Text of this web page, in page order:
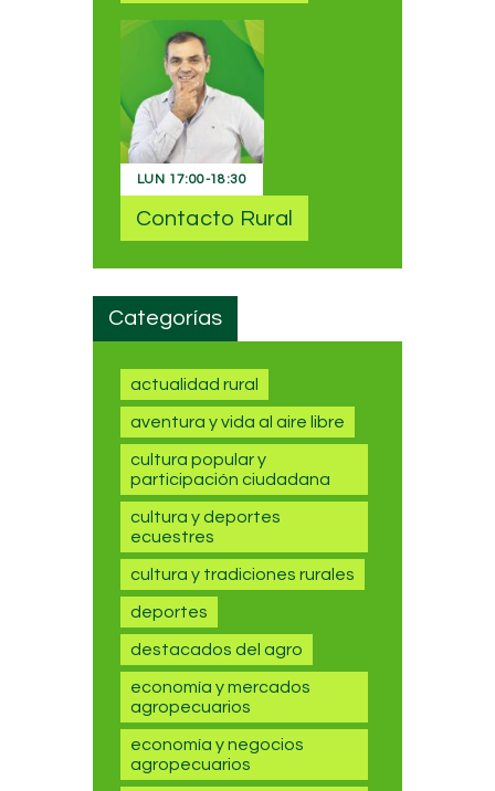
LUN 17:00-18:30
Contacto Rural
Categorías
actualidad rural
aventura y vida al aire libre
cultura popular y
participación ciudadana
cultura y deportes
ecuestres
cultura y tradiciones rurales
deportes
destacados del agro
economía y mercados
agropecuarios
economía y negocios
agropecuarios